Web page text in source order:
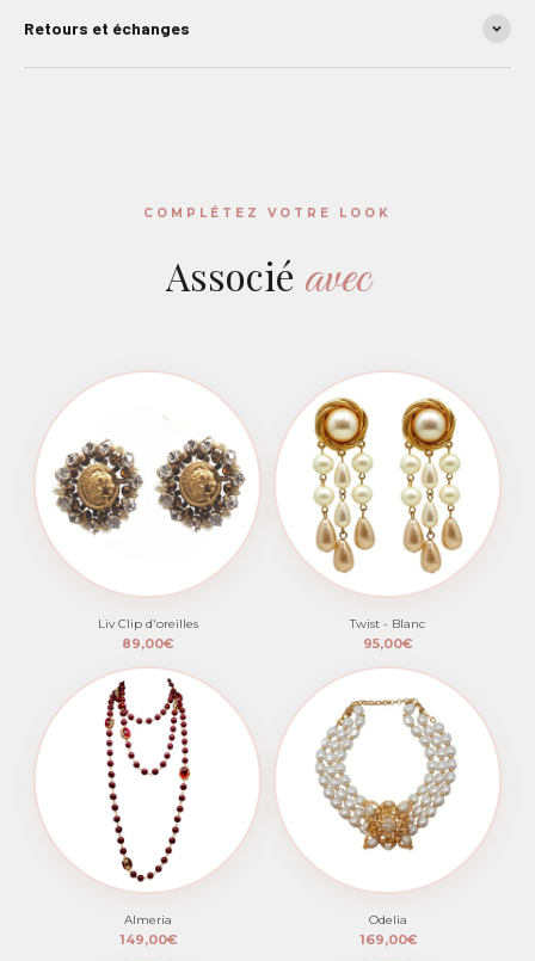
Retours et échanges
COMPLÉTEZ VOTRE LOOK
Associé avec
Liv Clip d'oreilles
89,00€
Twist - Blanc
95,00€
Almeria
149,00€
Odelia
169,00€